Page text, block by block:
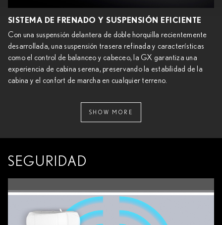
SISTEMA DE FRENADO Y SUSPENSIÓN EFICIENTE
Con una suspensión delantera de doble horquilla recientemente
desarrollada, una suspensión trasera refinada y características
como el control de balanceo y cabeceo, la GX garantiza una
experiencia de cabina serena, preservando la estabilidad de la
cabina y el confort de marcha en cualquier terreno.
SHOW MORE
SEGURIDAD